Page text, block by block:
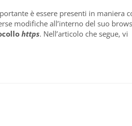
è essere presenti in maniera
modifiche all’interno del suo
https. Nell’articolo che segue, vi